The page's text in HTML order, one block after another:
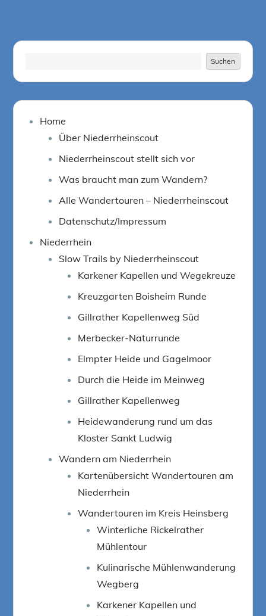
Suchen
Home
Über Niederrheinscout
Niederrheinscout stellt sich vor
Was braucht man zum Wandern?
Alle Wandertouren – Niederrheinscout
Datenschutz/Impressum
Niederrhein
Slow Trails by Niederrheinscout
Karkener Kapellen und Wegekreuze
Kreuzgarten Boisheim Runde
Gillrather Kapellenweg Süd
Merbecker-Naturrunde
Elmpter Heide und Gagelmoor
Durch die Heide im Meinweg
Gillrather Kapellenweg
Heidewanderung rund um das
Kloster Sankt Ludwig
Wandern am Niederrhein
Kartenübersicht Wandertouren am
Niederrhein
Wandertouren im Kreis Heinsberg
Winterliche Rickelrather
Mühlentour
Kulinarische Mühlenwanderung
Wegberg
Karkener Kapellen und